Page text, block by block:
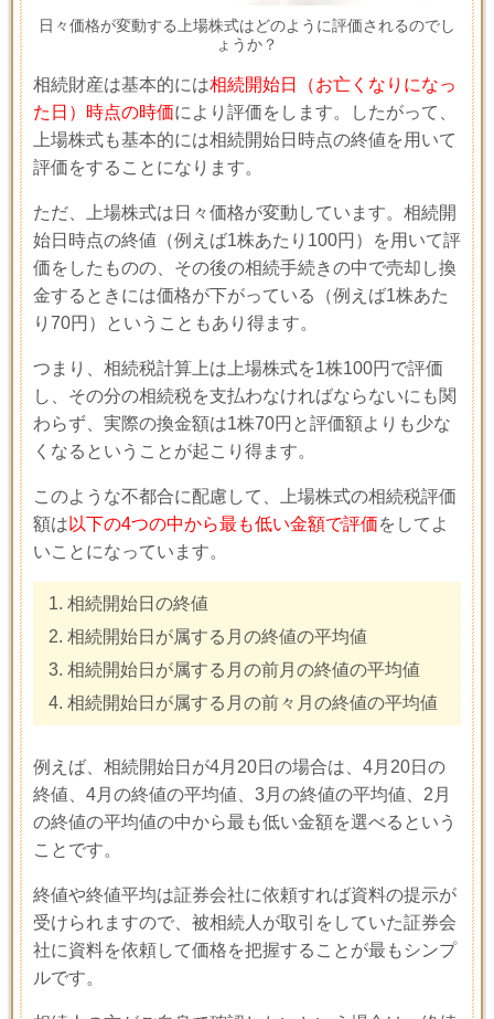
日々価格が変動する上場株式はどのように評価されるのでし
ょうか？
相続財産は基本的には相続開始日（お亡くなりになっ
た日）時点の時価により評価をします。したがって、
上場株式も基本的には相続開始日時点の終値を用いて
評価をすることになります。
ただ、上場株式は日々価格が変動しています。相続開
始日時点の終値（例えば1株あたり 100円）を用いて評
価をしたものの、その後の相続手続きの中で売却し換
金するときには価格が下がっている（例えば1株あた
り 70円）ということもあり得ます。
つまり、相続税計算上は上場株式を1株100円で評価
し、その分の相続税を支払わなければならないにも関
わらず、実際の換金額は1株70円と評価額よりも少な
くなるということが起こり得ます。
このような不都合に配慮して、上場株式の相続税評価
額は 以下の4つの中から最も低い金額で評価をしてよ
いことになっています。
相続開始日の終値
相続開始日が属する月の終値の平均値
相続開始日が属する月の前月の終値の平均値
相続開始日が属する月の前々月の終値の平均値
例えば、相続開始日が4月 20日の場合は、 4月 20日の
終値、 4月の終値の平均値、 3月の終値の平均値、 2 月
の終値の平均値の中から最も低い金額を選べるという
ことです。
終値や終値平均は証券会社に依頼すれば資料の提示が
受けられますので、被相続人が取引をしていた証券会
社に資料を依頼して価格を把握することが最もシンプ
ルです。